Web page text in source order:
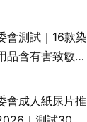
？RSV疫苗價錢
、打針後反應處
會測試｜16款染
品含有害致敏物
惠、Return回
Furnte、Rerise
會成人紙尿片推